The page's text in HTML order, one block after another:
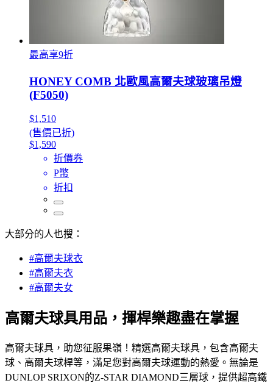
最高享9折
HONEY COMB 北歐風高爾夫球玻璃吊燈
(F5050)
$1,510
(售價已折)
$1,590
折價券
P幣
折扣
大部分的人也搜：
#高爾夫球衣
#高爾夫衣
#高爾夫女
高爾夫球具用品，揮桿樂趣盡在掌握
高爾夫球具，助您征服果嶺！精選高爾夫球具，包含高爾夫
球、高爾夫球桿等，滿足您對高爾夫球運動的熱愛。無論是
DUNLOP SRIXON的Z-STAR DIAMOND三層球，提供超高鐵